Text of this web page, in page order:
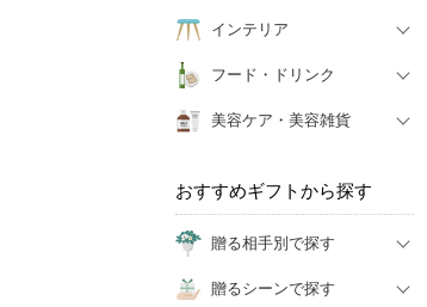
インテリア
フード・ドリンク
美容ケア・美容雑貨
おすすめギフトから探す
贈る相手別で探す
贈るシーンで探す